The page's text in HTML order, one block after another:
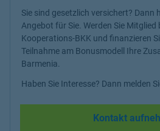
Sie sind gesetzlich versichert? Dann
Angebot für Sie. Werden Sie Mitglied
Kooperations-BKK und finanzieren
Teilnahme am Bonusmodell Ihre
Barmenia.
Haben Sie Interesse? Dann melden
Kontakt